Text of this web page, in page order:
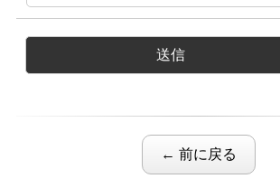
← 前に戻る